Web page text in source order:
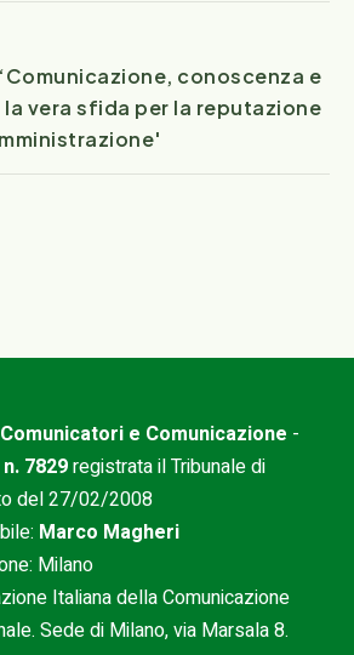
conoscenza e
vera sfida per la reputazione
Comunicatori e Comunicazione -
n. 7829registrata il Tribunale di
del 27/02/2008
Marco Magheri
Milano
Italiana della Comunicazione
Sede di Milano, via Marsala 8.